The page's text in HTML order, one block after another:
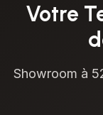
Votre
Showroom à